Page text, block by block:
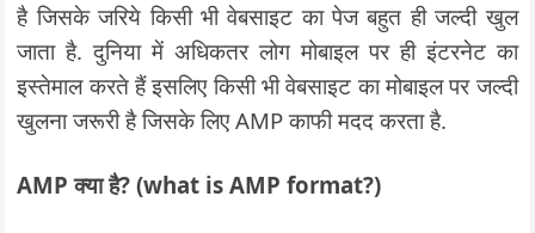
है जिसके जरिये किसी भी वेबसाइट का पेज बहुत ही जल्दी खुल
जाता है. दुनिया में अधिकतर लोग मोबाइल पर ही इंटरनेट का
इस्तेमाल करते हैं इसलिए किसी भी वेबसाइट का मोबाइल पर जल्दी
खुलना जरूरी है जिसके लिए AMP काफी मदद करता है.
AMP क्या है? (what is AMP format?)